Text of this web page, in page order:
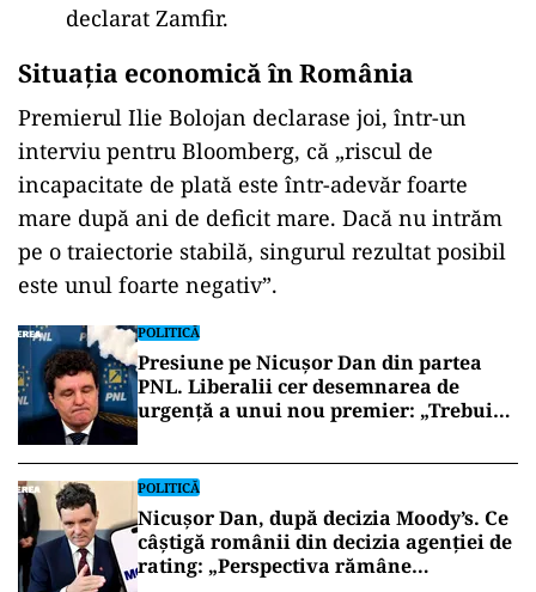
declarat Zamfir.
Situația economică în România
Premierul Ilie Bolojan declarase joi, într-un
interviu pentru Bloomberg, că „riscul de
incapacitate de plată este într-adevăr foarte
mare după ani de deficit mare. Dacă nu intrăm
pe o traiectorie stabilă, singurul rezultat posibil
este unul foarte negativ”.
POLITICĂ
Presiune pe Nicușor Dan din partea
PNL. Liberalii cer desemnarea de
urgență a unui nou premier: „Trebuie
POLITICĂ
Nicușor Dan, după decizia Moody’s. Ce
câștigă românii din decizia agenției de
rating: „Perspectiva rămâne